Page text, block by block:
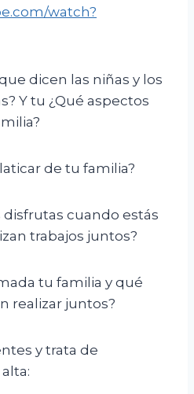
watch?
dicen las niñas y los
Y tu ¿Qué aspectos
de tu familia?
disfrutas cuando estás
trabajos juntos?
tu familia y qué
realizar juntos?
y trata de